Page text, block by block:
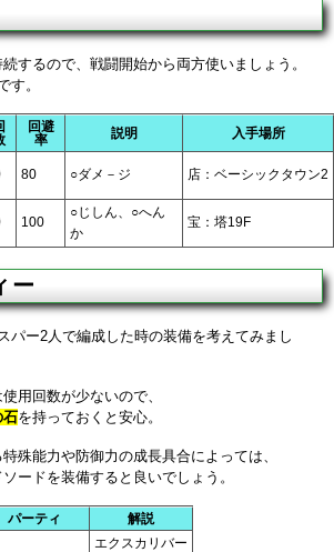
するので、戦闘開始から両方使いましょう。
す。
回避
率
説明
入手場所
80 ○ダメ－ジ 店：ベーシックタウン2
100
○じしん、○へん
か
宝：塔19F
ー
パー2人で編成した時の装備を考えてみまし
用回数が少ないので、
石を持っておくと安心。
殊能力や防御力の成長具合によっては、
ードを装備すると良いでしょう。
パーティ 解説
エクスカリバー